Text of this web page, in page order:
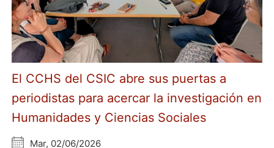
El CCHS del CSIC abre sus puertas a
periodistas para acercar la investigación en
Humanidades y Ciencias Sociales
Mar, 02/06/2026